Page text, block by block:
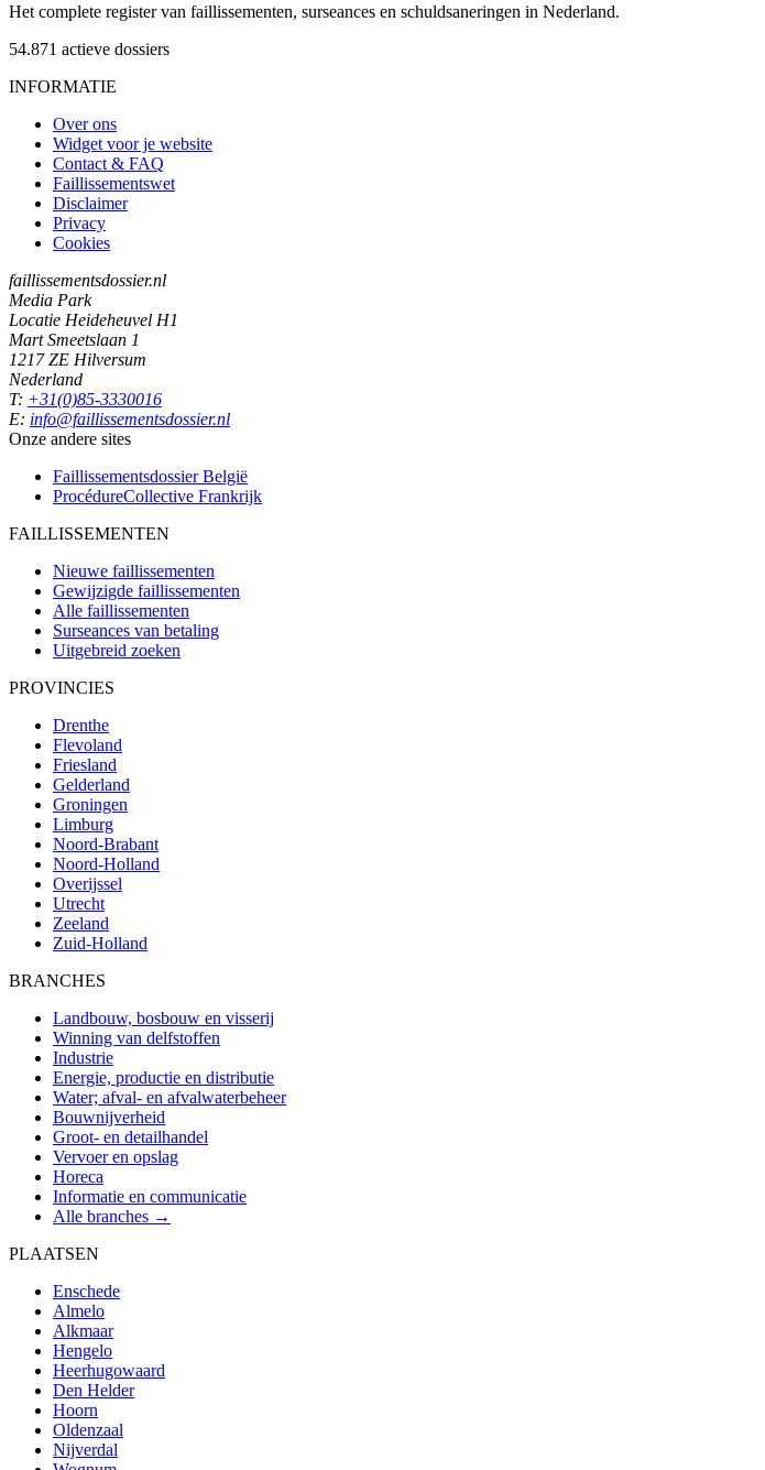
Het complete register van faillissementen, surseances en schuldsaneringen in Nederland.
54.871 actieve dossiers
INFORMATIE
Over ons
Widget voor je website
Contact & FAQ
Faillissementswet
Disclaimer
Privacy
Cookies
faillissementsdossier.nl
Media Park
Locatie Heideheuvel H1
Mart Smeetslaan 1
1217 ZE Hilversum
Nederland
T: +31(0)85-3330016
E: info@faillissementsdossier.nl
Onze andere sites
Faillissementsdossier België
ProcédureCollective Frankrijk
FAILLISSEMENTEN
Nieuwe faillissementen
Gewijzigde faillissementen
Alle faillissementen
Surseances van betaling
Uitgebreid zoeken
PROVINCIES
Drenthe
Flevoland
Friesland
Gelderland
Groningen
Limburg
Noord-Brabant
Noord-Holland
Overijssel
Utrecht
Zeeland
Zuid-Holland
BRANCHES
Landbouw, bosbouw en visserij
Winning van delfstoffen
Industrie
Energie, productie en distributie
Water; afval- en afvalwaterbeheer
Bouwnijverheid
Groot- en detailhandel
Vervoer en opslag
Horeca
Informatie en communicatie
Alle branches →
PLAATSEN
Enschede
Almelo
Alkmaar
Hengelo
Heerhugowaard
Den Helder
Hoorn
Oldenzaal
Nijverdal